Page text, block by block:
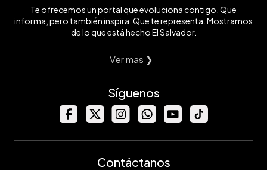
Te ofrecemos un portal que evoluciona contigo. Que
informa, pero también inspira. Que te representa. Mostramos
de lo que está hecho El Salvador.
Ver mas ❯
Síguenos
Contáctanos